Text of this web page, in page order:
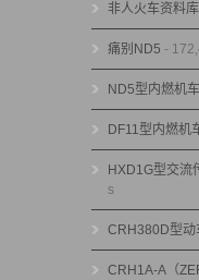
非人火车资料
痛别ND5 -
ND5型内燃机车
DF11型内燃机
HXD1G型交流
s
CRH380D型动
CRH1A-A（